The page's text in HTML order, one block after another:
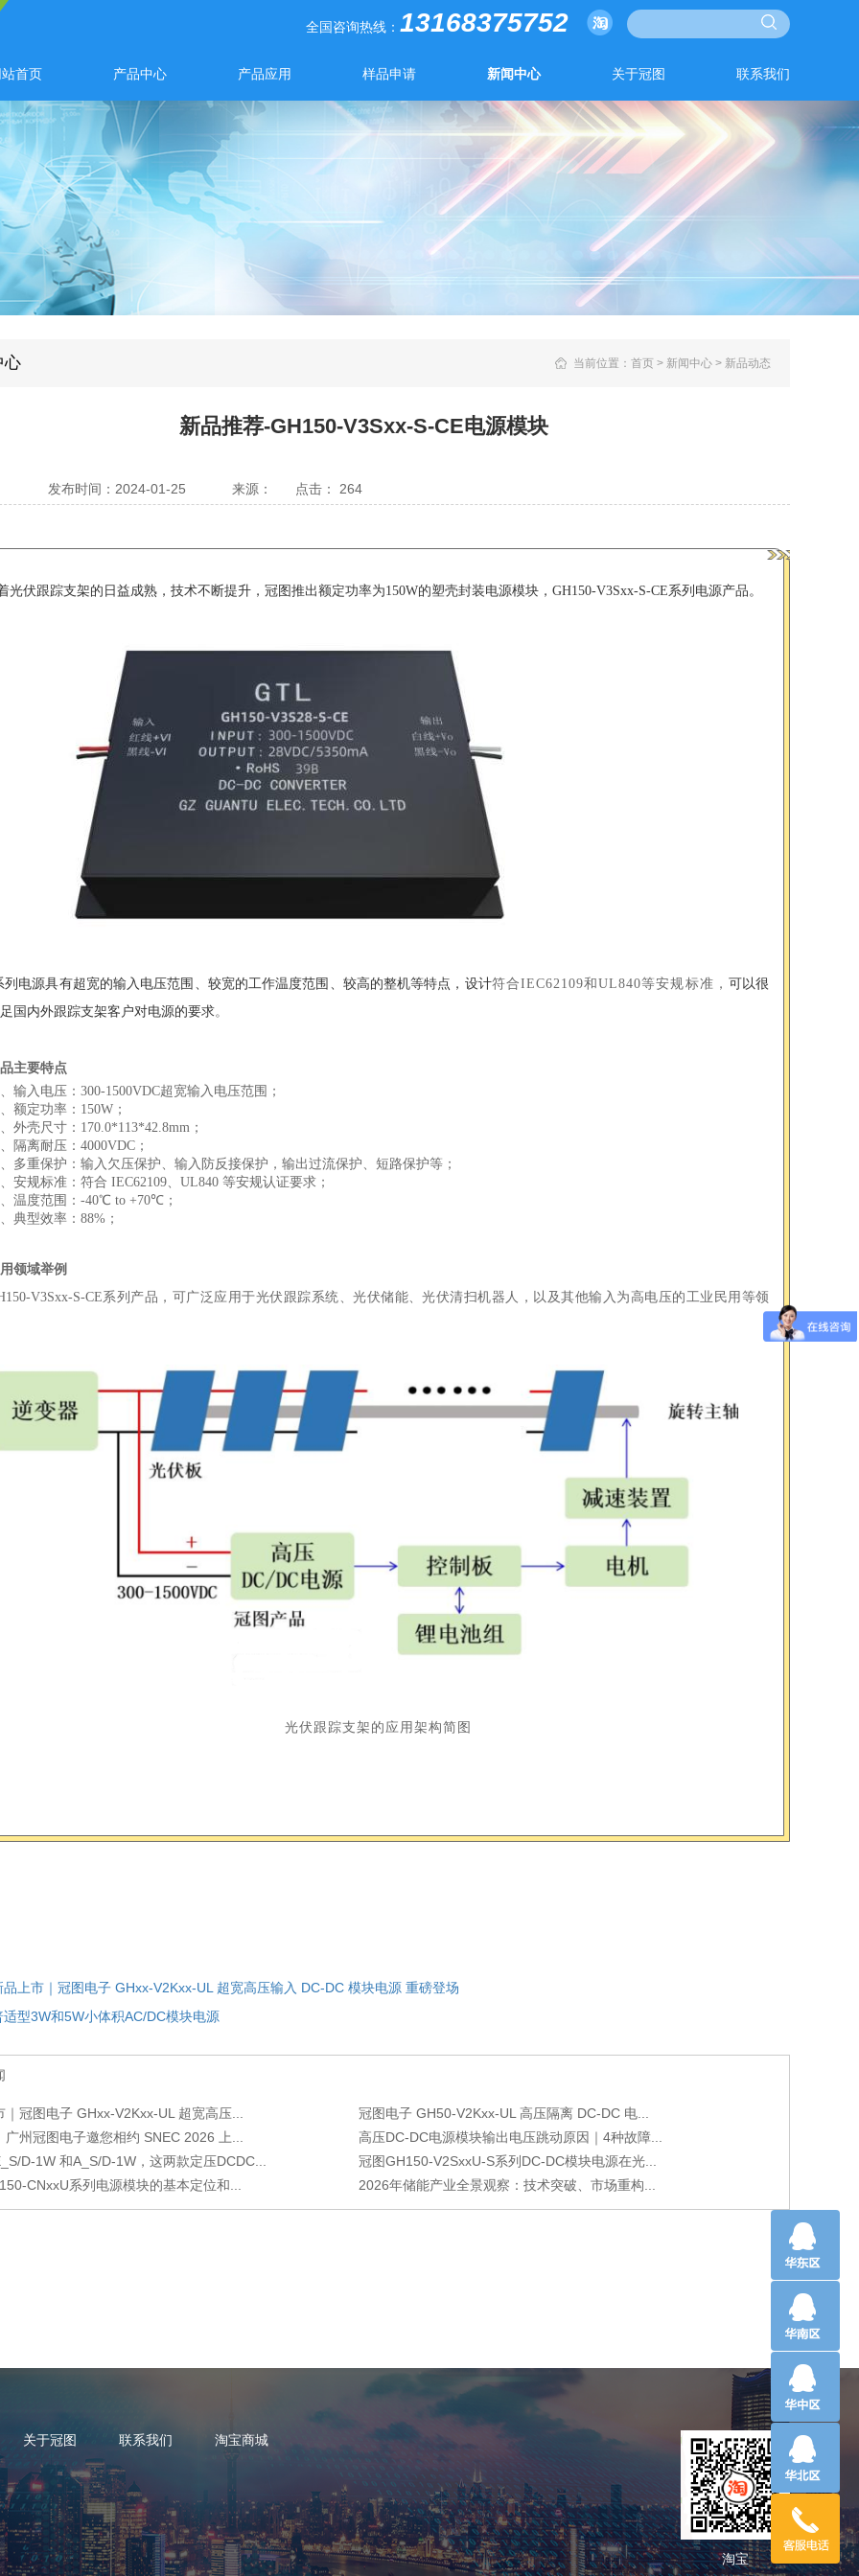
全国咨询热线： 13168375752
首页 产品中心 产品应用 样品申请 新闻中心 关于冠图 联系我们
心 当前位置： 首页 > 新闻中心 > 新品动态
新品推荐-GH150-V3Sxx-S-CE电源模块
发布时间：2024-01-25 来源： 点击： 264
光伏跟踪支架的日益成熟，技术不断提升 ，冠图推出额定功率为150W的塑壳封装电源模块，GH150-V3Sxx-S-CE系列电源产品。
列电源具有超宽的输入电压范围、较宽的工作温度范围、较高的整机等特点，设计符合IEC62109和UL840等安规标准， 可以很
国内外跟踪支架客户对电源的要求。
主要特点
输入电压：300-1500VDC超宽输入电压范围；
额定功率：150W；
外壳尺寸：170.0*113*42.8mm；
隔离耐压：4000VDC；
多重保护：输入欠压保护、输入防反接保护，输出过流保护、短路保护等；
安规标准：符合 IEC62109、UL840 等安规认证要求；
温度范围：-40℃ to +70℃；
典型效率：88%；
领域举例
V3Sxx-S-CE系列产品，可广泛应用于光伏跟踪系统、光伏储能、光伏清扫机器人，以及其他输入为高电压的工业民用等领
光伏跟踪支架的应用架构简图
品上市｜冠图电子 GHxx-V2Kxx-UL 超宽高压输入 DC-DC 模块电源 重磅登场
适型3W和5W小体积AC/DC模块电源
｜冠图电子 GHxx-V2Kxx-UL 超宽高压...
冠图电子 GH50-V2Kxx-UL 高压隔离 DC-DC 电...
广州冠图电子邀您相约 SNEC 2026 上...
高压DC-DC电源模块输出电压跳动原因｜4种故障...
D-1W 和A_S/D-1W，这两款定压DCDC...
冠图GH150-V2SxxU-S系列DC-DC模块电源在光...
CNxxU系列电源模块的基本定位和...
2026年储能产业全景观察：技术突破、市场重构...
关于冠图 联系我们 淘宝商城
淘宝